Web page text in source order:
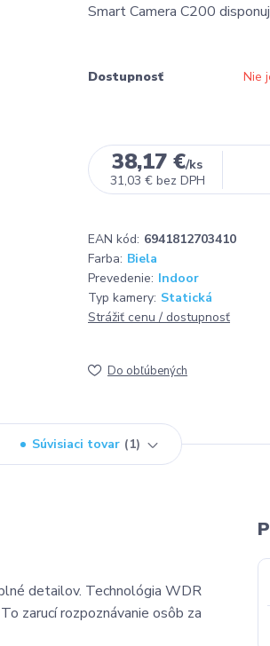
Smart Camera C200
Dostupnosť Nie
38,17 €/ks
31,03 € bez DPH
EAN kód: 6941812703410
Farba: Biela
Prevedenie: Indoor
Typ kamery: Statická
Strážiť cenu / dostupnosť
Do obľúbených
Súvisiaci tovar 1
detailov. Technológia WDR
zarucí rozpoznávanie osôb za